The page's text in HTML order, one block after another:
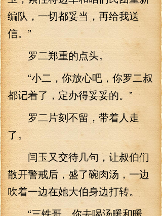
编队，一切都妥当，再给我送
信。”
罗二郑重的点头。
“小二，你放心吧，你罗二叔
都记着了，定办得妥妥的。”
罗二片刻不留，带着人走
了。
闫玉又交待几句，让叔伯们
散开警戒后，盛了碗肉汤，一边
吹着一边在她大伯身边打转。